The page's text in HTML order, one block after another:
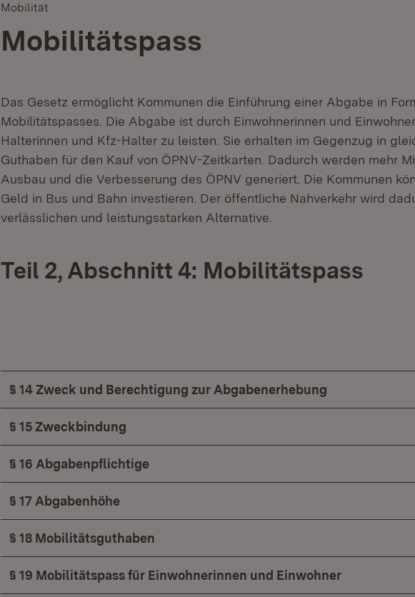
Mobilität
Mobilitätspass
Das Gesetz ermöglicht Kommunen die Einführung einer Abgabe in
Mobilitätspasses. Die Abgabe ist durch Einwohnerinnen und
Halterinnen und Kfz-Halter zu leisten. Sie erhalten im Gegenzug in
Guthaben für den Kauf von ÖPNV-Zeitkarten. Dadurch werden mehr
Ausbau und die Verbesserung des ÖPNV generiert. Die Kommunen
Geld in Bus und Bahn investieren. Der öffentliche Nahverkehr wird
verlässlichen und leistungsstarken Alternative.
Teil 2, Abschnitt 4: Mobilitätspass
§ 14 Zweck und Berechtigung zur Abgabenerhebung
§ 15 Zweckbindung
§ 16 Abgabenpflichtige
§ 17 Abgabenhöhe
§ 18 Mobilitätsguthaben
§ 19 Mobilitätspass für Einwohnerinnen und Einwohner